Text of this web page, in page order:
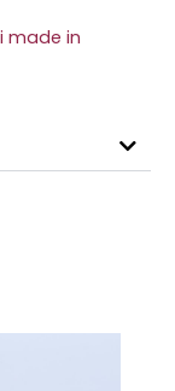
made in